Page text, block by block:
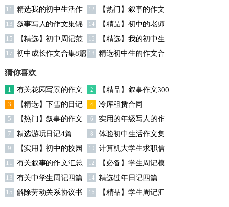
11
精选我的初中生活作
文3篇
12
【热门】叙事的作文
400字集锦7篇
13 叙事写人的作文集锦
十篇
14
【精品】初中的老师
作文9篇
15
【精选】初中周记范
文锦集9篇
16
【精选】我的初中生
活作文汇编八篇
17 初中成长作文合集8篇 18 精选初中生的作文合
猜你喜欢
1
有关花园写景的作文
合集六篇
2
【精品】叙事作文300
字合集5篇
3
【精选】下雪的日记
范文6篇
4 冷库租赁合同
5
【热门】叙事的作文
400字合集9篇
6
实用的年级写人的作
文300字合集九篇
7 精选游玩日记4篇 8
体验初中生活作文集
锦六篇
9
【实用】初中的校园
作文300字汇总7篇
10 计算机大学生求职信
11
有关叙事的作文汇总
六篇
12
【必备】学生周记模
板锦集五篇
13 有关中学生周记四篇 14 精选过年日记四篇
15 解除劳动关系协议书
16
【精品】学生周记汇